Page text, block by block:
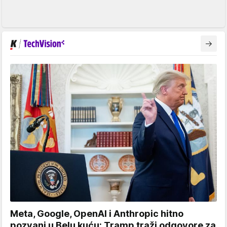
Meta, Google, OpenAI i Anthropic hitno